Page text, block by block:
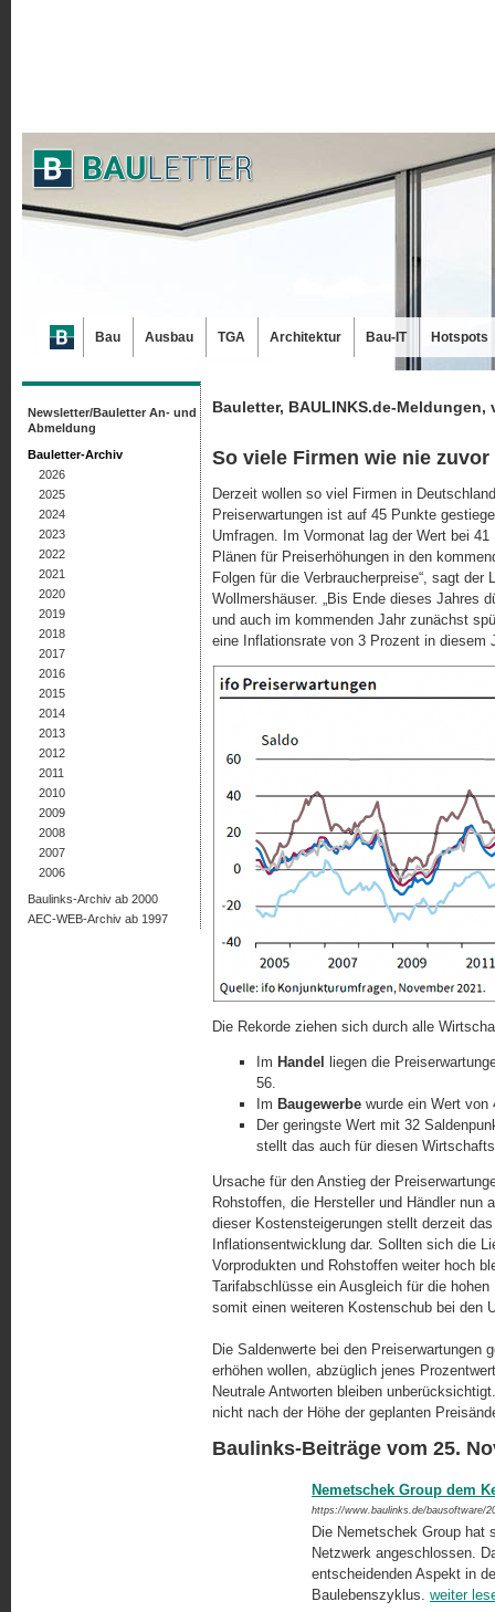
Bauletter, BAULINKS.de-Meldungen,
So viele Firmen wie nie
Derzeit wollen so viel Firmen in
Preiserwartungen ist auf 45 Punkte
Umfragen. Im Vormonat lag der Wert bei
Plänen für Preiserhöhungen in den
Folgen für die Verbraucherpreise“, sagt
Wollmershäuser. „Bis Ende dieses Jahres
und auch im kommenden Jahr zunächst
eine Inflationsrate von 3 Prozent in diesem
Die Rekorde ziehen sich durch alle
Im Handel
liegen die
56.
Im Baugewerbe wurde ein Wert von
Der geringste Wert mit 32
stellt das auch für diesen
Ursache für den Anstieg der
Rohstoffen, die Hersteller und Händler nun
dieser Kostensteigerungen stellt derzeit
Inflationsentwicklung dar. Sollten sich die
Vorprodukten und Rohstoffen weiter hoch
Tarifabschlüsse ein Ausgleich für die
somit einen weiteren Kostenschub bei den
Die Saldenwerte bei den Preiserwartungen
erhöhen wollen, abzüglich jenes
Neutrale Antworten bleiben
nicht nach der Höhe der geplanten
Baulinks-Beiträge vom 25.
Nemetschek Group dem
https://www.baulinks.de/bausoftware/
Die Nemetschek Group hat
Netzwerk angeschlossen.
entscheidenden Aspekt in
Baulebenszyklus. weiter
Newsletter/Bauletter An- und
Abmeldung
Bauletter-Archiv
2026
2025
2024
2023
2022
2021
2020
2019
2018
2017
2016
2015
2014
2013
2012
2011
2010
2009
2008
2007
2006
Baulinks-Archiv ab 2000
AEC-WEB-Archiv ab 1997
Bau Ausbau TGA Architektur Bau-IT Hotspots